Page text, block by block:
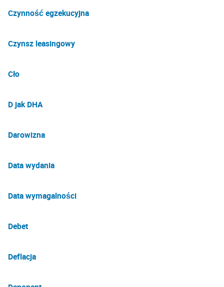
Czynność egzekucyjna
Czynsz leasingowy
Cło
D jak DHA
Darowizna
Data wydania
Data wymagalności
Debet
Deflacja